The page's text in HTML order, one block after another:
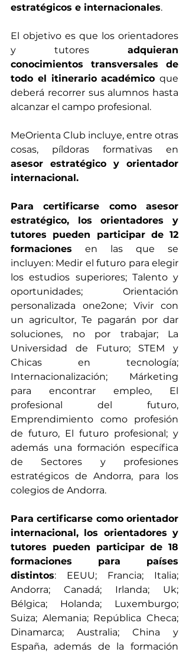
estratégicos e internacionales.
El objetivo es que los orientadores
y tutores adquieran
conocimientos transversales de
todo el itinerario académico que
deberá recorrer sus alumnos hasta
alcanzar el campo profesional.
MeOrienta Club incluye, entre otras
asesor estratégico y orientador
internacional.
Para certificarse como asesor
estratégico, los orientadores y
tutores pueden participar de 12
formaciones en las que se
incluyen: Medir el futuro para elegir
los estudios superiores; Talento y
oportunidades; Orientación
personalizada one2one; Vivir con
un agricultor, Te pagarán por dar
soluciones, no por trabajar; La
Universidad de Futuro; STEM y
Chicas en tecnología;
Internacionalización; Márketing
para encontrar empleo, El
profesional del futuro,
Emprendimiento como profesión
de futuro, El futuro profesional; y
además una formación específica
de Sectores y profesiones
estratégicos de Andorra, para los
colegios de Andorra.
Para certificarse como orientador
internacional, los orientadores y
tutores pueden participar de 18
formaciones para países
distintos: EEUU; Francia; Italia;
Andorra; Canadá; Irlanda; Uk;
Bélgica; Holanda; Luxemburgo;
Suiza; Alemania; República Checa;
Dinamarca; Australia; China y
España, además de la formación